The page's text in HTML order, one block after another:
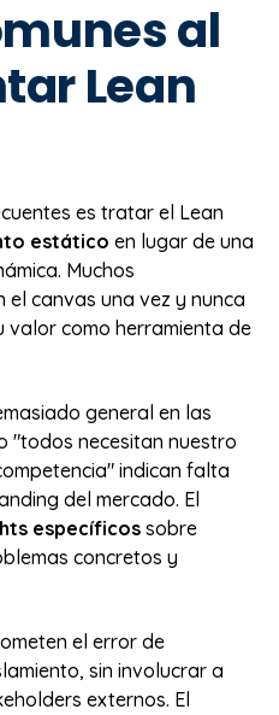
al
Lean
es tratar el Lean
estático en lugar de una
Muchos
canvas una vez y nunca
valor como herramienta de
general en las
"todos necesitan nuestro
indican falta
del mercado. El
específicossobre
concretos y
el error de
sin involucrar a
externos. El